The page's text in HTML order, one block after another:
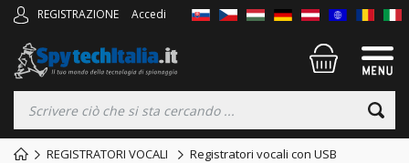
REGISTRAZIONE Accedi
REGISTRATORI VOCALI Registratori vocali con USB